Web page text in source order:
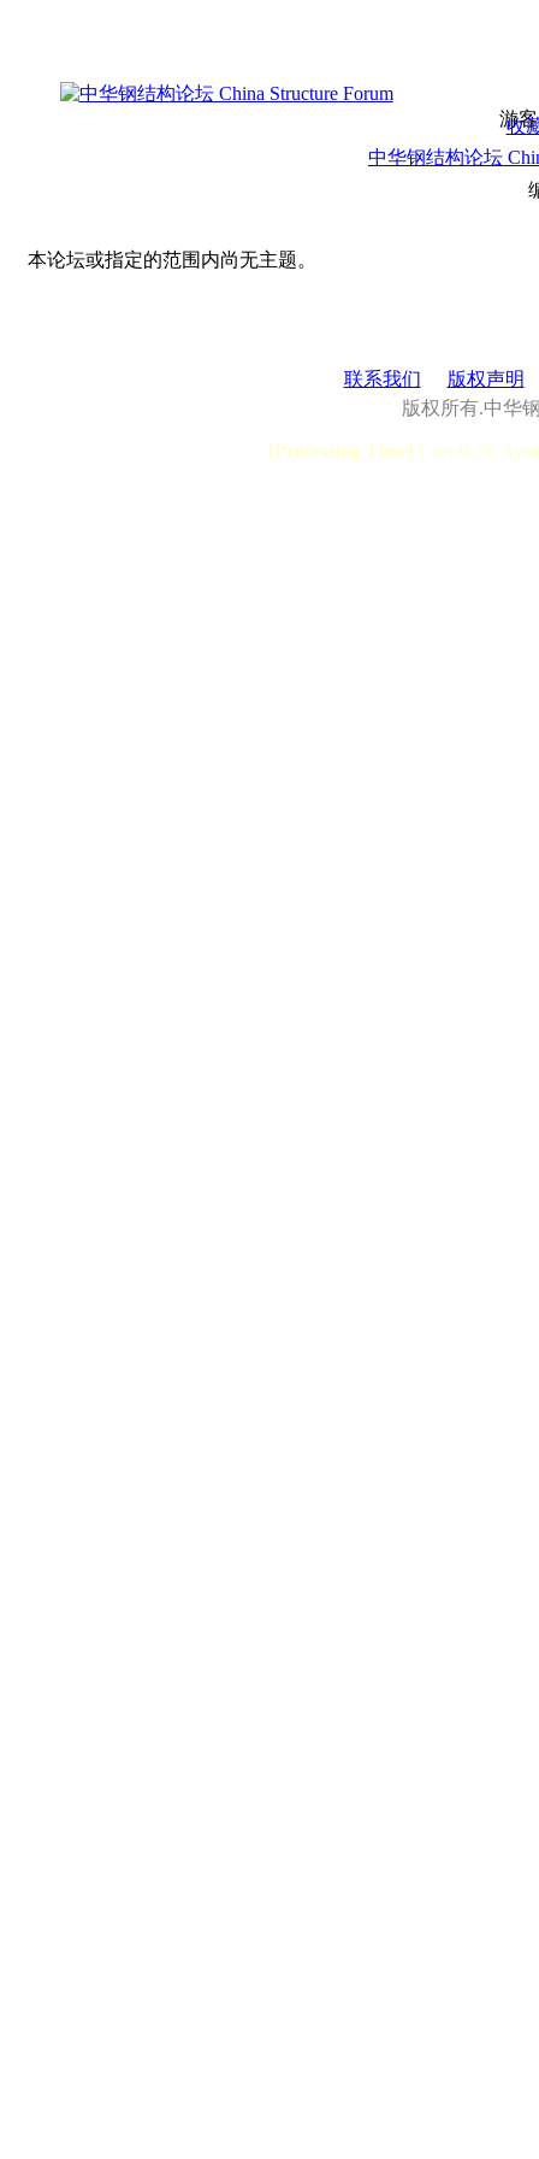
游
收
中华钢结构论坛
本论坛或指定的范围内尚无主题。
联系我们
版权声明
版权所有.中华
[Processing Time] User:0.28,